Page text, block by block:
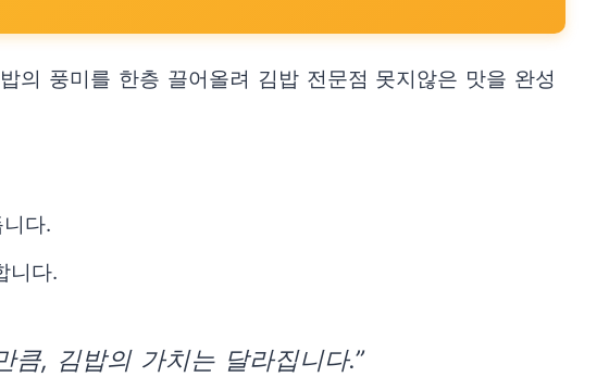
의 풍미를 한층 끌어올려 김밥 전문점 못지않은 맛을 완성
다.
니다.
, 김밥의 가치는 달라집니다.”